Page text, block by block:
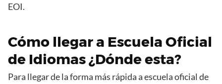
EOI.
Cómo llegar a Escuela Oficial
de Idiomas ¿Dónde esta?
Para llegar de la forma más rápida a escuela oficial de